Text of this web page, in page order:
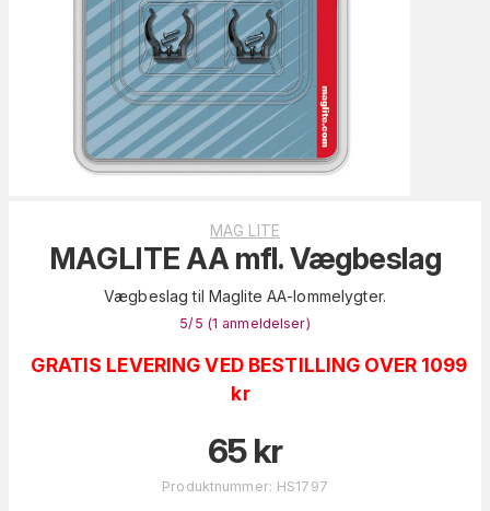
MAG LITE
MAGLITE AA mfl. Vægbeslag
Vægbeslag til Maglite AA-lommelygter.
5/5 (1 anmeldelser)
GRATIS LEVERING VED BESTILLING OVER 1099
kr
65 kr
Produktnummer: HS1797